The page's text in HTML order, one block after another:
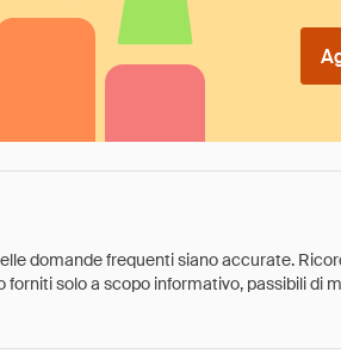
domande frequenti siano accurate.
solo a scopo informativo, passibili